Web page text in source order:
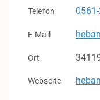
Telefon
E-Mail
Ort
Webseite